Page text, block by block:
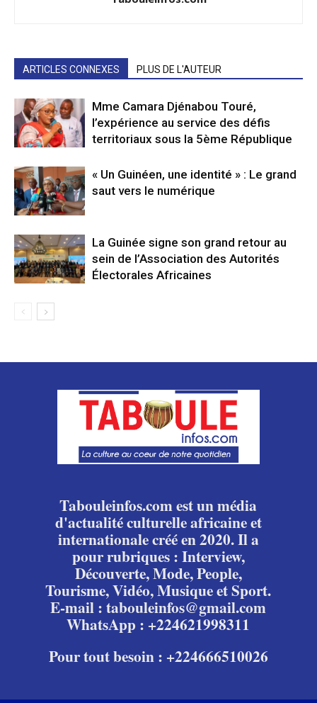
ARTICLES CONNEXES PLUS DE L'AUTEUR
Mme Camara Djénabou Touré,
l’expérience au service des défis
territoriaux sous la 5ème République
« Un Guinéen, une identité » : Le grand
saut vers le numérique
La Guinée signe son grand retour au
sein de l’Association des Autorités
Électorales Africaines
Tabouleinfos.com est un média
d'actualité culturelle africaine et
internationale créé en 2020. Il a
pour rubriques : Interview,
Découverte, Mode, People,
Tourisme, Vidéo, Musique et Sport.
E-mail : tabouleinfos@gmail.com
WhatsApp : +224621998311
Pour tout besoin : +224666510026